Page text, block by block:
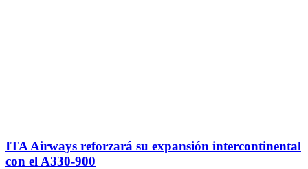
ITA Airways reforzará su expansión intercontinental
con el A330-900